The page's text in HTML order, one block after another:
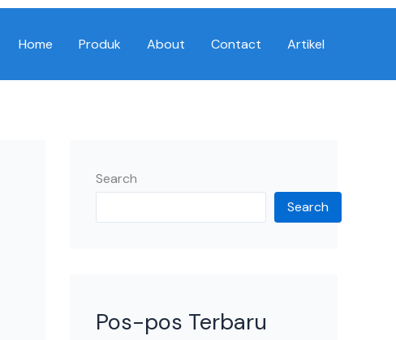
Home Produk About Contact Artikel
Search
Search
Pos-pos Terbaru